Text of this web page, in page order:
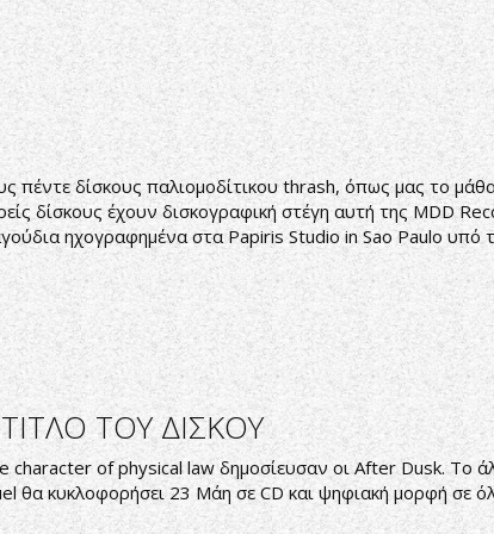
δίσκους παλιομοδίτικου thrash, όπως μας το
δίσκους έχουν δισκογραφική στέγη αυτή της MDD
ηχογραφημένα στα Papiris Studio in Sao Paulo
ΤΟΥ ΔΙΣΚΟΥ
character of physical law δημοσίευσαν οι After Dusk. Το
θα κυκλοφορήσει 23 Μάη σε CD και ψηφιακή μορφή σε